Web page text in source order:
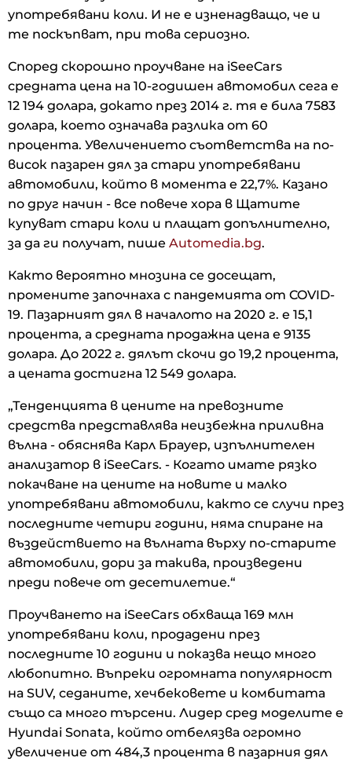
употребявани коли. И не е изненадващо, че и
те поскъпват, при това сериозно.
Според скорошно проучване на iSeeCars
средната цена на 10-годишен автомобил сега е
12 194 долара, докато през 2014 г. тя е била 7583
долара, което означава разлика от 60
процента. Увеличението съответства на по-
висок пазарен дял за стари употребявани
автомобили, който в момента е 22,7%. Казано
по друг начин - все повече хора в Щатите
купуват стари коли и плащат допълнително,
за да ги получат, пише Automedia.bg.
Както вероятно мнозина се досещат,
промените започнаха с пандемията от COVID-
19. Пазарният дял в началото на 2020 г. е 15,1
процента, а средната продажна цена е 9135
долара. До 2022 г. дялът скочи до 19,2 процента,
а цената достигна 12 549 долара.
„Тенденцията в цените на превозните
средства представлява неизбежна приливна
вълна - обяснява Карл Брауер, изпълнителен
анализатор в iSeeCars. - Когато имате рязко
покачване на цените на новите и малко
употребявани автомобили, както се случи през
последните четири години, няма спиране на
въздействието на вълната върху по-старите
автомобили, дори за такива, произведени
преди повече от десетилетие.“
Проучването на iSeeCars обхваща 169 млн
употребявани коли, продадени през
последните 10 години и показва нещо много
любопитно. Въпреки огромната популярност
на SUV, седаните, хечбековете и комбитата
също са много търсени. Лидер сред моделите е
Hyundai Sonata, който отбелязва огромно
увеличение от 484,3 процента в пазарния дял